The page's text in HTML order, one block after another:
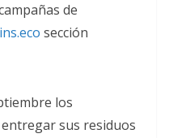
de
sección
los
sus residuos